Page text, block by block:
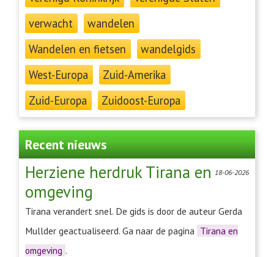
verwacht
wandelen
Wandelen en fietsen
wandelgids
West-Europa
Zuid-Amerika
Zuid-Europa
Zuidoost-Europa
Recent nieuws
18-06-2026
Herziene herdruk Tirana en
omgeving
Tirana verandert snel. De gids is door de auteur Gerda
Mullder geactualiseerd. Ga naar de pagina Tirana en
omgeving .